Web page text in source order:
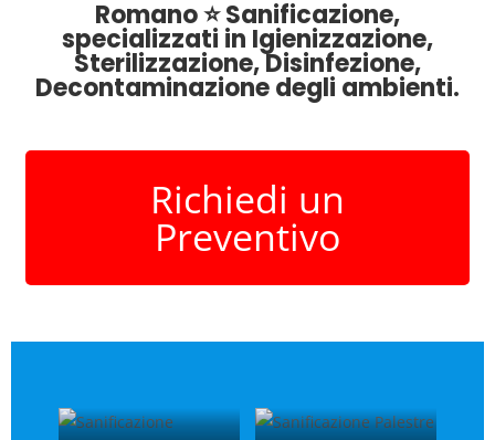
Romano ⭐ Sanificazione,
specializzati in Igienizzazione,
Sterilizzazione, Disinfezione,
Decontaminazione degli ambienti.
Richiedi un
Preventivo